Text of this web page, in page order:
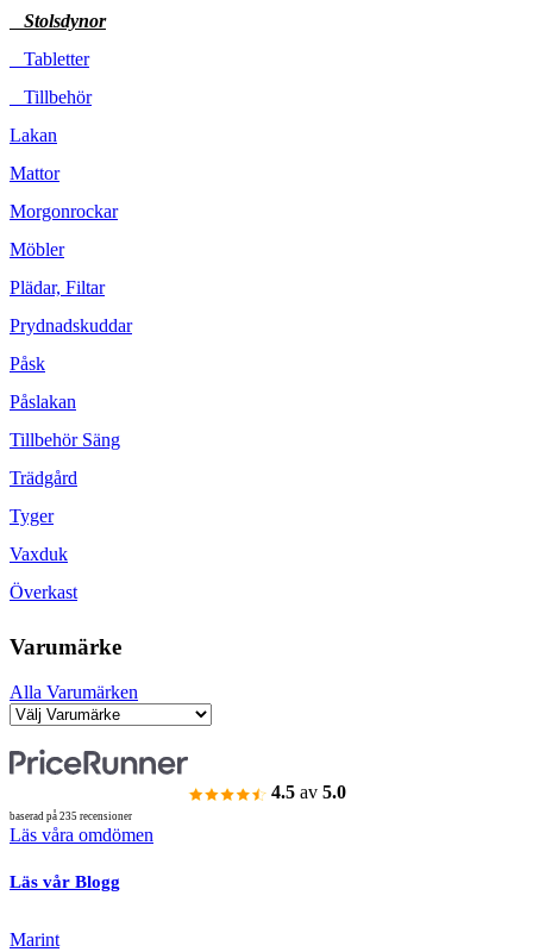
Stolsdynor
Tabletter
Tillbehör
Lakan
Mattor
Morgonrockar
Möbler
Plädar, Filtar
Prydnadskuddar
Påsk
Påslakan
Tillbehör Säng
Trädgård
Tyger
Vaxduk
Överkast
Varumärke
Alla Varumärken
4.5 av 5.0
baserad på 235 recensioner
Läs våra omdömen
Läs vår Blogg
Marint